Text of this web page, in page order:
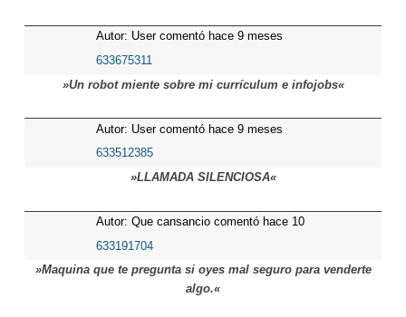
Autor: User comentó hace 9 meses
633675311
»Un robot miente sobre mi currículum e infojobs«
Autor: User comentó hace 9 meses
633512385
»LLAMADA SILENCIOSA«
Autor: Que cansancio comentó hace 10
meses
633191704
»Maquina que te pregunta si oyes mal seguro para venderte
algo.«